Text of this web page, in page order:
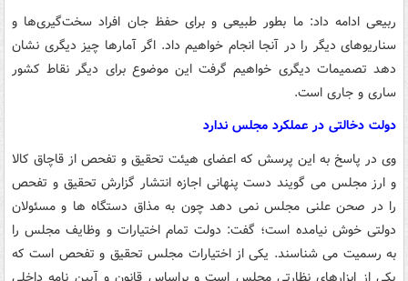
ربیعی ادامه داد: ما بطور طبیعی و برای حفظ جان افراد سخت‌گیری‌ها و
سناریوهای دیگر را در آنجا انجام خواهیم داد. اگر آمارها چیز دیگری نشان
دهد تصمیمات دیگری خواهیم گرفت این موضوع برای دیگر نقاط کشور
ساری و جاری است.
دولت دخالتی در عملکرد مجلس ندارد
وی در پاسخ به این پرسش که اعضای هیئت تحقیق و تفحص از قاچاق کالا
و ارز مجلس می گویند دست پنهانی اجازه انتشار گزارش تحقیق و تفحص
را در صحن علنی مجلس نمی دهد چون به مذاق دستگاه ها و مسئولان
دولتی خوش نیامده است؛ گفت: دولت تمام اختیارات و وظایف مجلس را
به رسمیت می شناسند. یکی از اختیارات مجلس تحقیق و تفحص است که
یکی از ابزارهای نظارتی مجلس است و براساس قانون و آیین نامه داخلی